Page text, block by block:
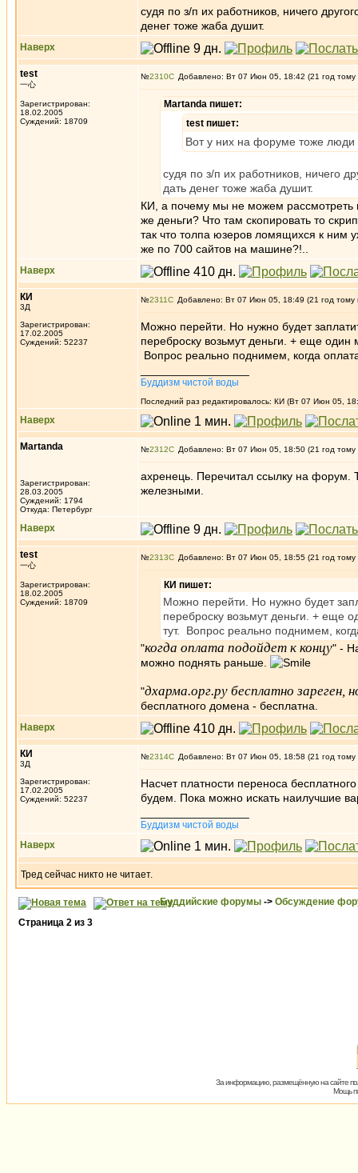
судя по з/п их работников, ничего
денег тоже жаба душит.
Наверх
test
一心
Зарегистрирован:
18.02.2005
Суждений: 18709
№2310 Добавлено: Вт 07 Июн 05, 18:42 (21 год тому
Martanda пишет:
test пишет:
Вот у них на форуме тоже
судя по з/п их работников, ничего
дать денег тоже жаба душит.
КИ, а почему мы не можем рассмотреть
же деньги? Что там скопировать то
так что толпа юзеров ломящихся к ним
же по 700 сайтов на машине?!..
Наверх
КИ
3Д
Зарегистрирован:
17.02.2005
Суждений: 52237
№2311 Добавлено: Вт 07 Июн 05, 18:49 (21 год тому
Можно перейти. Но нужно будет
переброску возьмут деньги. + еще
Вопрос реально поднимем, когда
Буддизм чистой воды
Последний раз редактировалось: КИ (Вт 07 Июн 05,
Наверх
Martanda
Зарегистрирован:
28.03.2005
Суждений: 1794
Откуда: Петербург
№2312 Добавлено: Вт 07 Июн 05, 18:50 (21 год тому
ахренець. Перечитал ссылку на форум.
железными.
Наверх
test
一心
Зарегистрирован:
18.02.2005
Суждений: 18709
№2313 Добавлено: Вт 07 Июн 05, 18:55 (21 год тому
КИ пишет:
Можно перейти. Но нужно будет
переброску возьмут деньги. + еще
тут. Вопрос реально поднимем,
"когда оплата подойдет к концу" -
можно поднять раньше.
"дхарма.орг.ру бесплатно зареген,
бесплатного домена - бесплатна.
Наверх
КИ
3Д
Зарегистрирован:
17.02.2005
Суждений: 52237
№2314 Добавлено: Вт 07 Июн 05, 18:58 (21 год тому
Насчет платности переноса
будем. Пока можно искать наилучшие
Буддизм чистой воды
Наверх
Тред сейчас никто не читает.
Буддийские форумы -> Обсуждение
Страница 2 из 3
За информацию, размещённую на сайте
Мощь